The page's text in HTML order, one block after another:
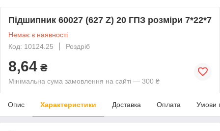
Підшипник 60027 (627 Z) 20 ГПЗ розміри 7*22*7
Немає в наявності
Код: 10124.25
Роздріб
8,64 ₴
Мінімальна сума замовлення на сайті — 300 ₴
Опис Характеристики Доставка Оплата Умови